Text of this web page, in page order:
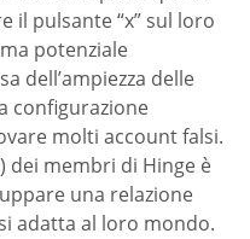
il pulsante “x” sul loro
potenziale
dell’ampiezza delle
configurazione
molti account falsi.
dei membri di Hinge è
una relazione
adatta al loro mondo.